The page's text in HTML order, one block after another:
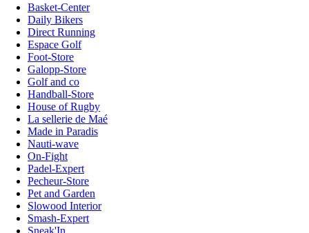
Basket-Center
Daily Bikers
Direct Running
Espace Golf
Foot-Store
Galopp-Store
Golf and co
Handball-Store
House of Rugby
La sellerie de Maé
Made in Paradis
Nauti-wave
On-Fight
Padel-Expert
Pecheur-Store
Pet and Garden
Slowood Interior
Smash-Expert
Sneak'In